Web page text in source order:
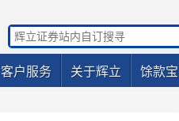
客户服务 关于辉立 馀款宝